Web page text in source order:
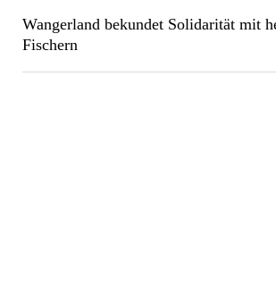
Wangerland bekundet Solidarität mit
Fischern